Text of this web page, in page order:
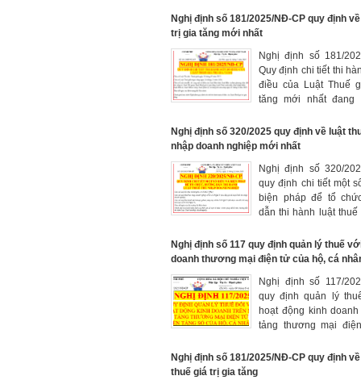
Nghị định số 181/2025/NĐ-CP quy định
trị gia tăng mới nhất
Nghị định số 181/
Quy định chi tiết thi
điều của Luật Thuế
tăng mới nhất đang
Nghị định số 320/2025 quy định về luật
nhập doanh nghiệp mới nhất
Nghị định số 320/
quy định chi tiết một
biện pháp để tổ
dẫn thi hành luật thuế
dụng từ kỳ tính thuế
Nghị định số 117 quy định quản lý thuế
doanh thương mại điện tử của hộ, cá
Nghị định số 117/
quy định quản lý
hoạt động kinh
tảng thương mại
Nghị định số 181/2025/NĐ-CP quy định
thuế giá trị gia tăng